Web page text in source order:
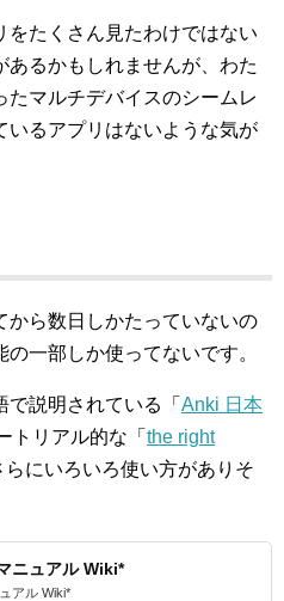
たくさん見たわけではない
るかもしれませんが、わた
たマルチデバイスのシームレ
いるアプリはないような気が
から数日しかたっていないの
一部しか使ってないです。
説明されている「 Anki 日本
トリアル的な「 the right
にいろいろ使い方がありそ
ニュアル Wiki*
アル Wiki*